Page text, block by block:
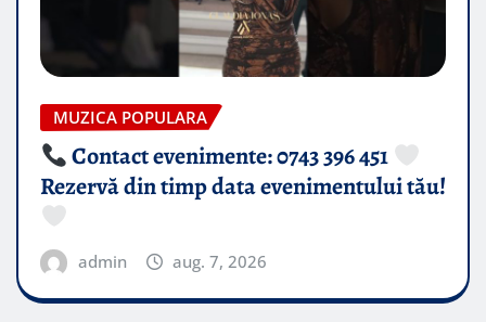
MUZICA POPULARA
Contact evenimente: 0743 396 451
Rezervă din timp data evenimentului tău!
admin aug. 7, 2026